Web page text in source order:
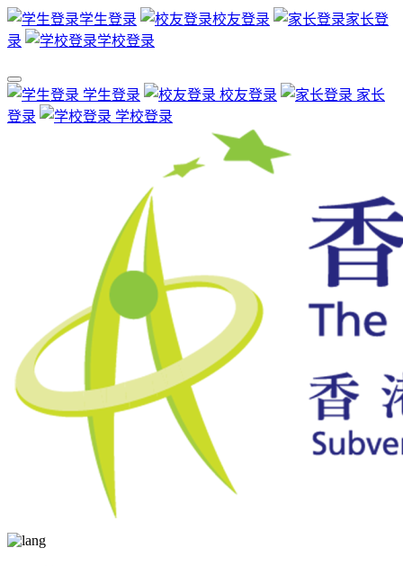
学生登录 校友登录
家长登
录
学校登录
学生登录 校友登录
家长
登录
学校登录